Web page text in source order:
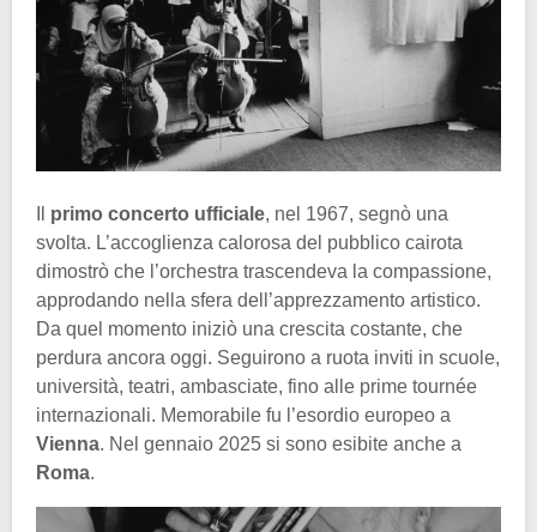
primo concerto ufficiale, nel 1967, segnò una
svolta. L’accoglienza calorosa del pubblico cairota
dimostrò che l’orchestra trascendeva la compassione,
approdando nella sfera dell’apprezzamento artistico.
Da quel momento iniziò una crescita costante, che
perdura ancora oggi. Seguirono a ruota inviti in scuole,
università, teatri, ambasciate, fino alle prime tournée
internazionali. Memorabile fu l’esordio europeo a
Vienna. Nel gennaio 2025 si sono esibite anche a
Roma.